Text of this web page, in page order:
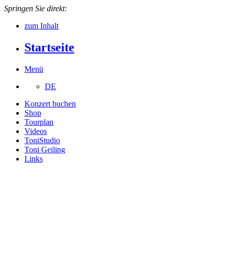
Springen Sie direkt:
zum Inhalt
Startseite
Menü
DE
Konzert buchen
Shop
Tourplan
Videos
ToniStudio
Toni Geiling
Links